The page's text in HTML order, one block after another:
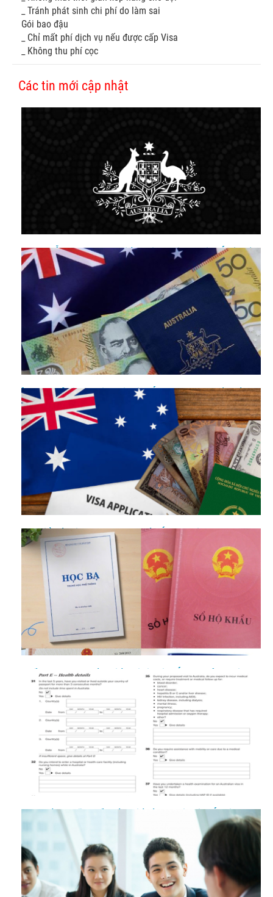
_ Tránh phát sinh chi phí do làm sai
Gói bao đậu
_ Chỉ mất phí dịch vụ nếu được cấp Visa
_ Không thu phí cọc
Các tin mới cập nhật
Hướng dẫn cập nhật hộ chiếu mới cho visa du lịch Úc (600)
[Mách bạn] Kinh nghiệm xin visa Úc thành công từ lần đầu
tiên
Tìm hiểu về Visa lao động 400 của Úc và thời hạn lưu trú là
bao lâu?
5 điều quan trọng cần biết khi xin Visa Úc cho trẻ em diện
du lịch
Từ A đến Z những điều cần biết về đơn xin Visa Úc diện du
lịch